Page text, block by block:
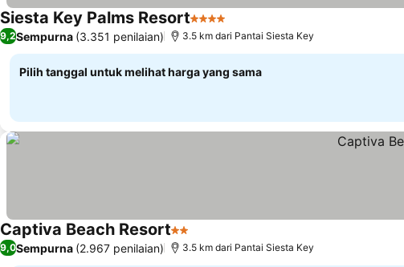
Siesta Key Palms Resort4 Bintang
9,2Sempurna (3.351 penilaian) 3.5 km dari Pantai Siesta Key
Pilih tanggal untuk melihat harga yang sama
Captiva Beach Resort2 Bintang
9,0Sempurna (2.967 penilaian) 3.5 km dari Pantai Siesta Key